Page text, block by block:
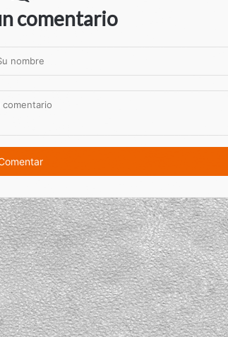
comentario